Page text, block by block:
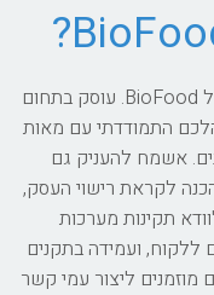
אני עמרי גור, טכנולוג של מזון והבעלים של BioFood. עוסק בתחום
מ 10 שנים, במהלכם התמודדתי עם מאות
אשמח להעניק גם
לקראת רישוי העסק,
תקינות מערכות
ללקוח, ועמידה בתקנים
ליצור עמי קשר